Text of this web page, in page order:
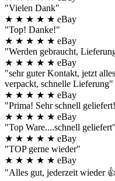
"Vielen Dank"
★ ★ ★ ★ ★ eBay
"Top! Danke!"
★ ★ ★ ★ ★ eBay
"Werden gebraucht,
★ ★ ★ ★ ★ eBay
"sehr guter Kontakt, jetzt
verpackt, schnelle Lieferung"
★ ★ ★ ★ ★ eBay
"Prima! Sehr schnell
★ ★ ★ ★ ★ eBay
"Top Ware....schnell geliefert"
★ ★ ★ ★ ★ eBay
"TOP gerne wieder"
★ ★ ★ ★ ★ eBay
"Alles gut, jederzeit wieder